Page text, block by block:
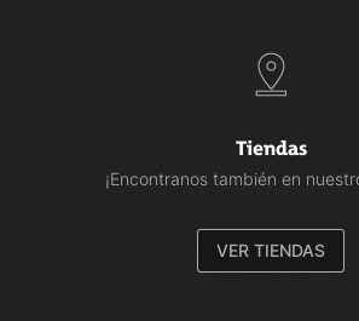
Tiendas
¡Encontranos también en
VER TIENDAS